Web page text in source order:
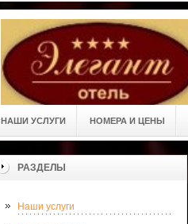
НАШИ УСЛУГИ НОМЕРА И ЦЕНЫ
РАЗДЕЛЫ
Наши услуги